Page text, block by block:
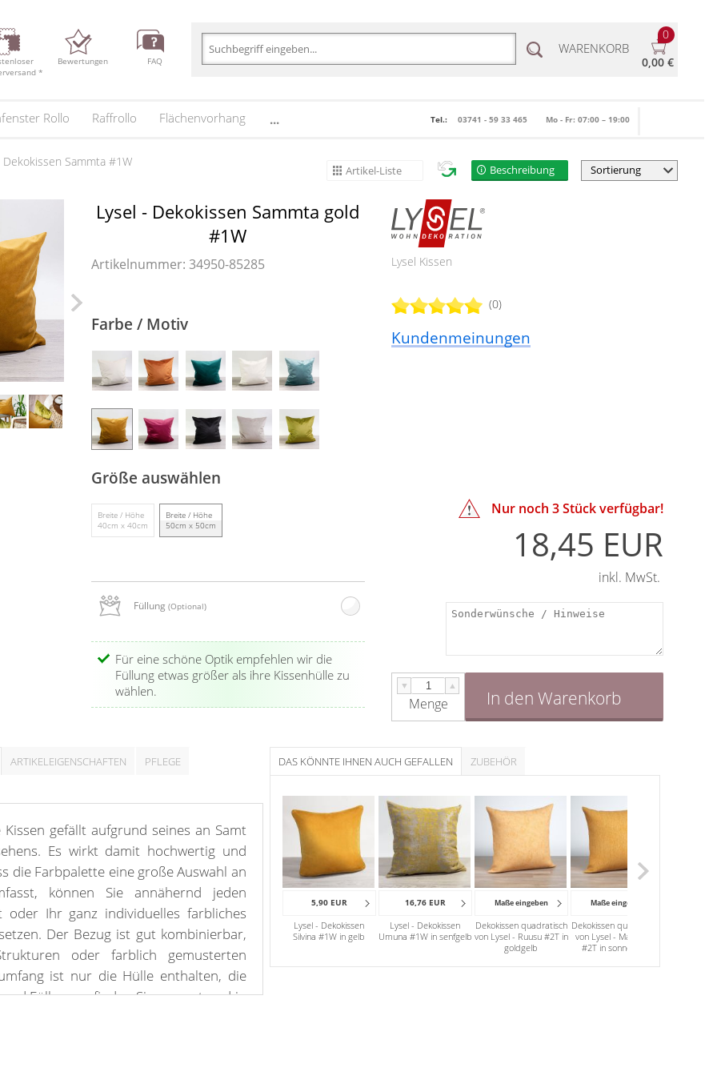
*
Bewertungen FAQ
0
WARENKORB
0,00 €
Rollo Raffrollo Flächenvorhang ... Tel.: 03741 - 59 33 465 Mo - Fr: 07:00 – 19:00
Dekokissen Sammta #1W
Artikel-Liste Beschreibung
Lysel - Dekokissen Sammta gold
#1W
Artikelnummer: 34950-85285
Farbe / Motiv
Größe auswählen
Breite / Höhe
40cm x 40cm
Breite / Höhe
50cm x 50cm
Füllung (Optional)
Für eine schöne Optik empfehlen wir die
Füllung etwas größer als ihre Kissenhülle zu
wählen.
Lysel Kissen
(0)
Kundenmeinungen
Nur noch3Stück verfügbar!
18,45 EUR
inkl. MwSt.
▼ ▲
Menge In den Warenkorb
ARTIKELEIGENSCHAFTEN
PFLEGE
gefällt aufgrund seines an Samt
Es wirkt damit hochwertig und
die Farbpalette eine große Auswahl an
können Sie annähernd jeden
oder Ihr ganz individuelles farbliches
Der Bezug ist gut kombinierbar,
oder farblich gemusterten
ist nur die Hülle enthalten, die
Füllungen finden Sie separat und in
DAS KÖNNTE IHNEN AUCH GEFALLEN ZUBEHÖR
5,90 EUR
Lysel - Dekokissen
Silvina #1W in gelb
16,76 EUR
Lysel - Dekokissen
Umuna #1W in senfgelb
Maße eingeben
Dekokissen quadratisch
von Lysel - Ruusu #2T in
goldgelb
Maße eingeben
Dekokissen quadratisch
von Lysel - Matehuala
#2T in sonnengelb